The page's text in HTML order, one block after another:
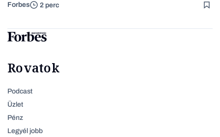
Forbes 2 perc
Rovatok
Podcast
Üzlet
Pénz
Legyél jobb